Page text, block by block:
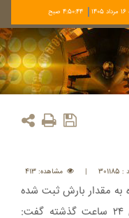
4:50:44 صبح
| مشاهده: 413
به مقدار بارش ثبت شده
در ایستگاه‌های هواشناسی استان طی ۲۴ ساعت گذشته گفت: